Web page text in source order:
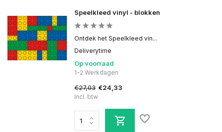
Speelkleed vinyl - blokken
Ontdek het Speelkleed vin...
Deliverytime
Op voorraad
1-2 Werkdagen
€27,03 €24,33
Incl. btw